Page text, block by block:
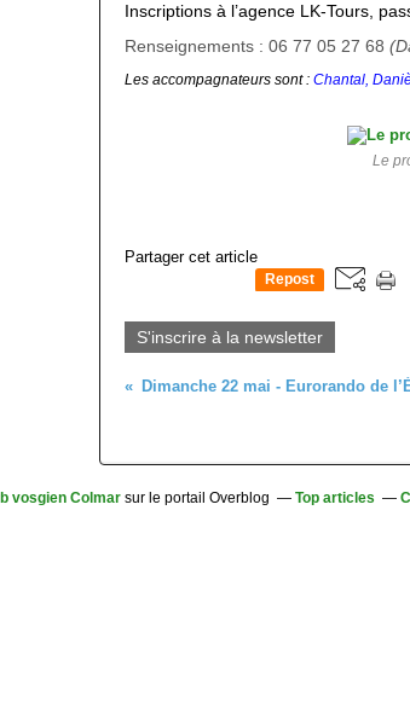
Inscriptions à l’agence LK-Tours,
Renseignements : 06 77 05 27 68
Les accompagnateurs sont : Chantal,
Le
Partager cet article
Repost
S'inscrire à la newsletter
vosgien Colmar sur le portail Overblog Top articles